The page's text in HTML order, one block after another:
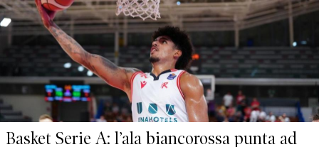
Basket Serie A: l’ala biancorossa punta ad